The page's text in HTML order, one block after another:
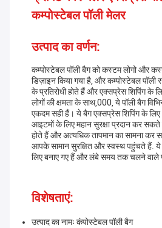
कम्पोस्टेबल पॉली मेलर
उत्पाद का वर्णन:
कम्पोस्टेबल पॉली बैग को कस्टम लोगो और
डिज़ाइन किया गया है, और कम्पोस्टेबल पॉली
के प्रतिरोधी होते हैं और एक्सप्रेस शिपिंग के
लोगों की क्षमता के साथ,000, ये पॉली बैग
एकदम सही हैं। ये बैग एक्सप्रेस शिपिंग के
आइटमों के लिए महान सुरक्षा प्रदान कर
होते हैं और अत्यधिक तापमान का सामना
आपके सामान सुरक्षित और स्वस्थ पहुंचते
लिए बनाए गए हैं और लंबे समय तक चलने वाले
विशेषताएं:
उत्पाद का नामः कंपोस्टेबल पॉली बैग